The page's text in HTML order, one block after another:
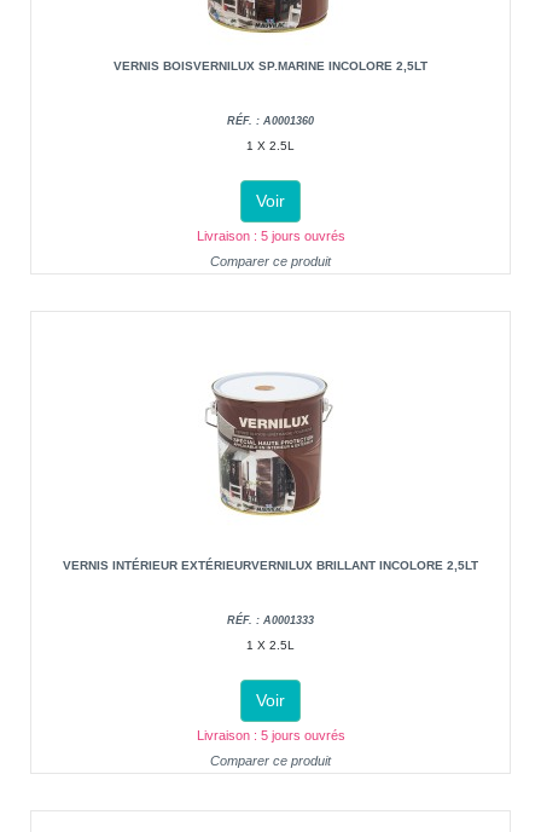
VERNIS BOISVERNILUX SP.MARINE INCOLORE 2,5LT
RÉF. : A0001360
1 X 2.5L
Voir
Livraison : 5 jours ouvrés
Comparer ce produit
VERNIS INTÉRIEUR EXTÉRIEURVERNILUX BRILLANT INCOLORE 2,5LT
RÉF. : A0001333
1 X 2.5L
Voir
Livraison : 5 jours ouvrés
Comparer ce produit